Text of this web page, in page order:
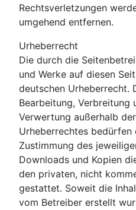
Rechtsverletzungen
umgehend entfernen.
Urheberrecht
Die durch die
und Werke auf diesen
deutschen Urheberrecht.
Bearbeitung, Verbreitung
Verwertung außerhalb
Urheberrechtes
Zustimmung des
Downloads und Kopien
den privaten, nicht
gestattet. Soweit die
vom Betreiber erstellt